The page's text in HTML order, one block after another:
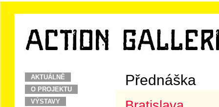
AKTUÁLNĚ
O PROJEKTU
VÝSTAVY
Přednáška